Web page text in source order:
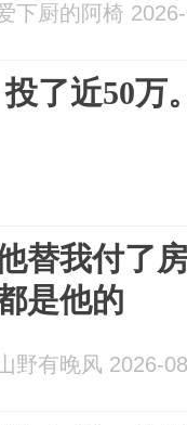
下厨的阿椅
了近50万
替我付了
是他的
野有晚风 2026-